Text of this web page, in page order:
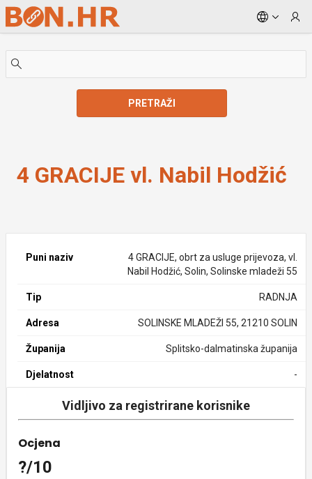
Skip to Main Content
PRETRAŽI
4 GRACIJE vl. Nabil Hodžić
Puni naziv
4 GRACIJE, obrt za usluge prijevoza, vl.
Nabil Hodžić, Solin, Solinske mladeži 55
Tip RADNJA
Adresa SOLINSKE MLADEŽI 55, 21210 SOLIN
Županija Splitsko-dalmatinska županija
Djelatnost -
Vidljivo za registrirane korisnike
Ocjena
?/10